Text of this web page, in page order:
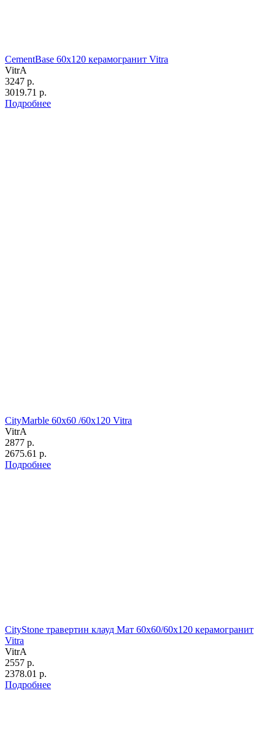
CementBase 60х120 керамогранит Vitra
VitrA
3247 р.
3019.71 р.
Подробнее
CityMarble 60х60 /60х120 Vitra
VitrA
2877 р.
2675.61 р.
Подробнее
CityStone травертин клауд Мат 60x60/60х120 керамогранит
Vitra
VitrA
2557 р.
2378.01 р.
Подробнее